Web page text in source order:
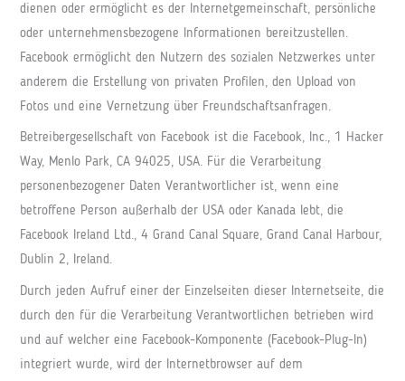
dienen oder ermöglicht es der Internetgemeinschaft, persönliche
oder unternehmensbezogene Informationen bereitzustellen.
Facebook ermöglicht den Nutzern des sozialen Netzwerkes unter
anderem die Erstellung von privaten Profilen, den Upload von
Fotos und eine Vernetzung über Freundschaftsanfragen.
Betreibergesellschaft von Facebook ist die Facebook, Inc., 1 Hacker
Way, Menlo Park, CA 94025, USA. Für die Verarbeitung
personenbezogener Daten Verantwortlicher ist, wenn eine
betroffene Person außerhalb der USA oder Kanada lebt, die
Facebook Ireland Ltd., 4 Grand Canal Square, Grand Canal Harbour,
Dublin 2, Ireland.
Durch jeden Aufruf einer der Einzelseiten dieser Internetseite, die
durch den für die Verarbeitung Verantwortlichen betrieben wird
und auf welcher eine Facebook-Komponente (Facebook-Plug-In)
integriert wurde, wird der Internetbrowser auf dem